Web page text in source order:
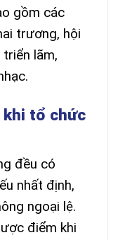
gồm các
trương, hội
lãm,
khi tổ chức
đều có
nhất định,
ngoại lệ.
điểm khi